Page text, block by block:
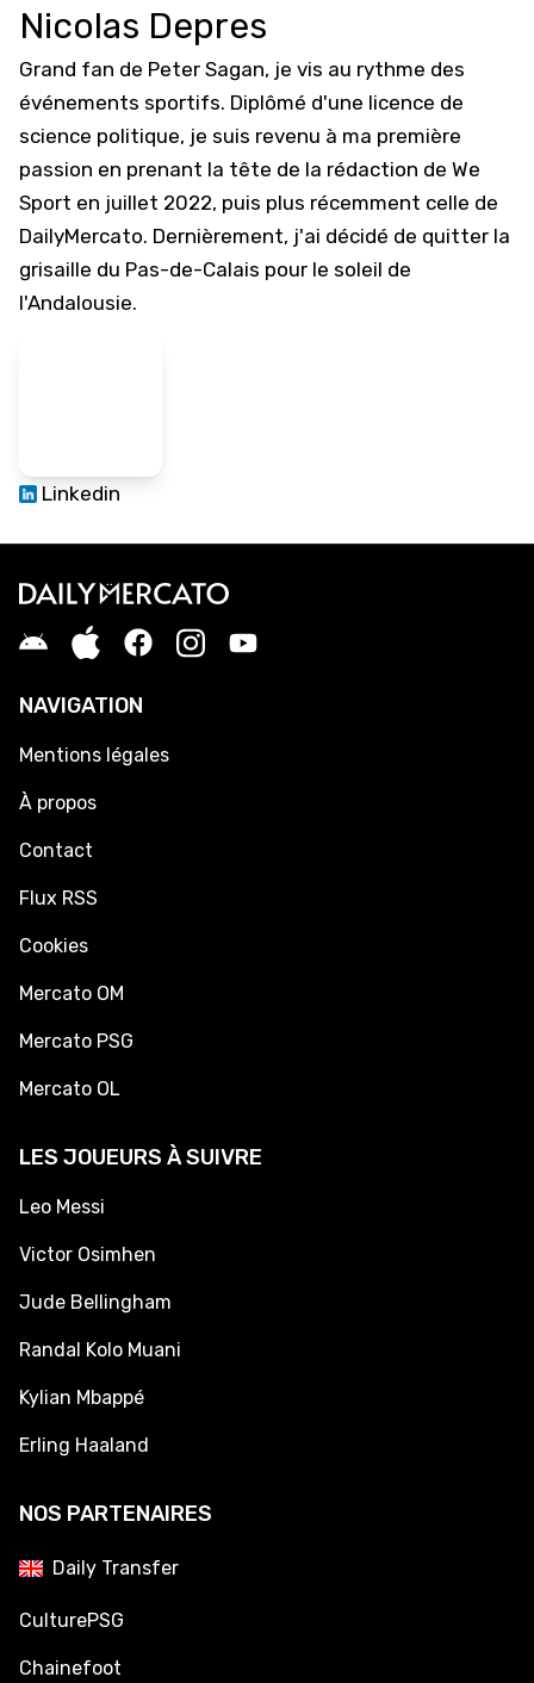
Nicolas Depres
Grand fan de Peter Sagan, je vis au rythme des
événements sportifs. Diplômé d'une licence de
science politique, je suis revenu à ma première
passion en prenant la tête de la rédaction de We
Sport en juillet 2022, puis plus récemment celle de
DailyMercato. Dernièrement, j'ai décidé de quitter la
grisaille du Pas-de-Calais pour le soleil de
l'Andalousie.
Linkedin
NAVIGATION
Mentions légales
À propos
Contact
Flux RSS
Cookies
Mercato OM
Mercato PSG
Mercato OL
LES JOUEURS À SUIVRE
Leo Messi
Victor Osimhen
Jude Bellingham
Randal Kolo Muani
Kylian Mbappé
Erling Haaland
NOS PARTENAIRES
Daily Transfer
CulturePSG
Chainefoot